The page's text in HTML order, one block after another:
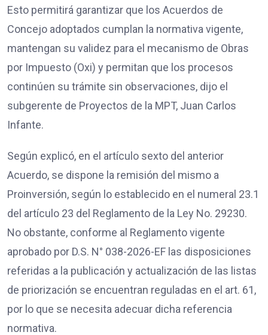
Esto permitirá garantizar que los Acuerdos de
Concejo adoptados cumplan la normativa vigente,
mantengan su validez para el mecanismo de Obras
por Impuesto (Oxi) y permitan que los procesos
continúen su trámite sin observaciones, dijo el
subgerente de Proyectos de la MPT, Juan Carlos
Infante.
Según explicó, en el artículo sexto del anterior
Acuerdo, se dispone la remisión del mismo a
Proinversión, según lo establecido en el numeral 23.1
del artículo 23 del Reglamento de la Ley No. 29230.
No obstante, conforme al Reglamento vigente
aprobado por D.S. N° 038-2026-EF las disposiciones
referidas a la publicación y actualización de las listas
de priorización se encuentran reguladas en el art. 61,
por lo que se necesita adecuar dicha referencia
normativa.